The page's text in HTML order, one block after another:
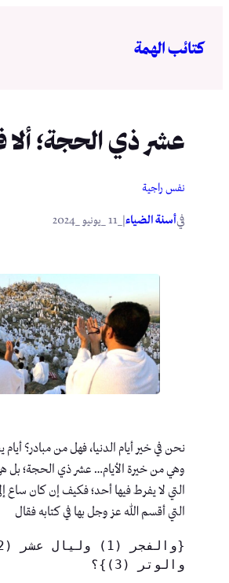
المحتوى
كتائب الهمة
عشر ذي الحجة؛ ألا
نفس راجية
فيأسنة الضياء
نحن في خير أيام الدنيا، فهل من مبادر؟ أيام
وهي من خيرة الأيام… عشر ذي الحجة؛ بل
التي لا يفرط فيها أحد؛ فكيف إن كان ساع
التي أقسم الله عز وجل بها في كتابه فقال
والوتر (3)}؟